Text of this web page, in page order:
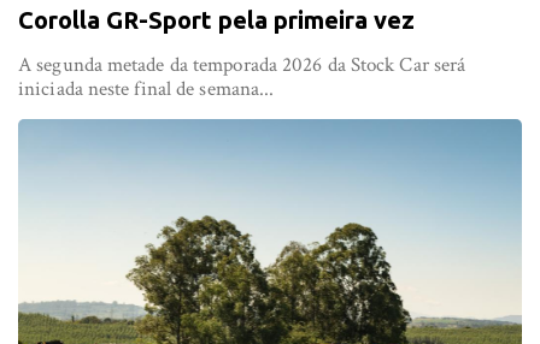
Corolla GR-Sport pela primeira vez
A segunda metade da temporada 2026 da Stock Car será
iniciada neste final de semana...